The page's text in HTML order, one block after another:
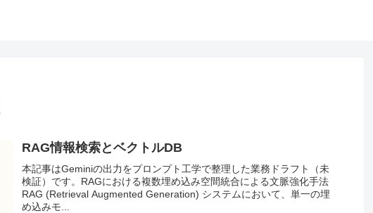
RAG情報検索とベクトルDB
本記事はGeminiの出力をプロンプト工学で整理した業務ドラフト（未
検証）です。RAGにおける複数埋め込み空間統合による文脈強化手法
RAG (Retrieval Augmented Generation) システムにおいて、単一の埋
め込みモ...